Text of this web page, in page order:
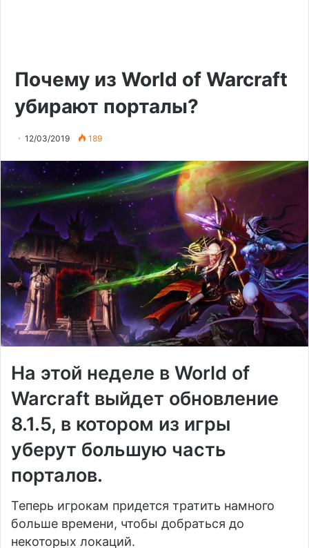
Почему из World of Warcraft
убирают порталы?
12/03/2019 189
На этой неделе в World of
Warcraft выйдет обновление
8.1.5, в котором из игры
уберут большую часть
порталов.
Теперь игрокам придется тратить намного
больше времени, чтобы добраться до
некоторых локаций.